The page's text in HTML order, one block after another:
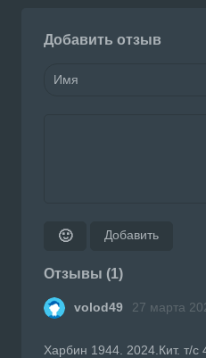
Добавить отзыв
🙂 Добавить
Отзывы (1)
volod49 27 марта
Харбин 1944. 2024.Кит. т/с